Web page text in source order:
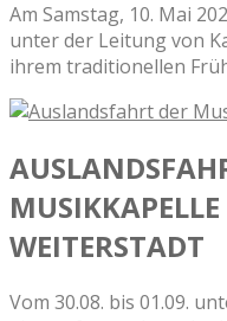
Am Samstag, 10. Mai
unter der Leitung von
ihrem traditionellen
WEITERSTADT
Vom 30.08. bis 01.09.